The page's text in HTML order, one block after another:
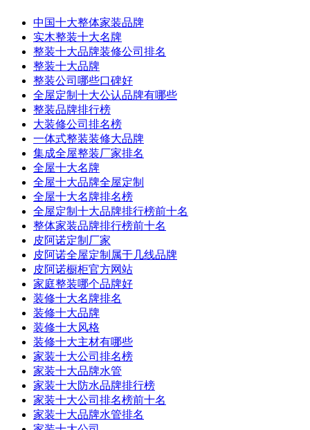
中国十大整体家装品牌
实木整装十大名牌
整装十大品牌装修公司排名
整装十大品牌
整装公司哪些口碑好
全屋定制十大公认品牌有哪些
整装品牌排行榜
大装修公司排名榜
一体式整装装修大品牌
集成全屋整装厂家排名
全屋十大名牌
全屋十大品牌全屋定制
全屋十大名牌排名榜
全屋定制十大品牌排行榜前十名
整体家装品牌排行榜前十名
皮阿诺定制厂家
皮阿诺全屋定制属于几线品牌
皮阿诺橱柜官方网站
家庭整装哪个品牌好
装修十大名牌排名
装修十大品牌
装修十大风格
装修十大主材有哪些
家装十大公司排名榜
家装十大品牌水管
家装十大防水品牌排行榜
家装十大公司排名榜前十名
家装十大品牌水管排名